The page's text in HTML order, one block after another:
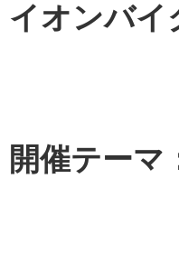
イオンバ
開催テーマ